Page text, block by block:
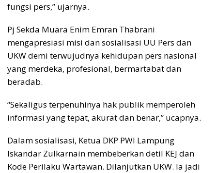
fungsi pers,” ujarnya.
Pj Sekda Muara Enim Emran Thabrani
mengapresiasi misi dan sosialisasi UU Pers dan
UKW demi terwujudnya kehidupan pers nasional
yang merdeka, profesional, bermartabat dan
beradab.
“Sekaligus terpenuhinya hak publik memperoleh
informasi yang tepat, akurat dan benar,” ucapnya.
Dalam sosialisasi, Ketua DKP PWI Lampung
Iskandar Zulkarnain membeberkan detil KEJ dan
Kode Perilaku Wartawan. Dilanjutkan UKW. Ia jadi